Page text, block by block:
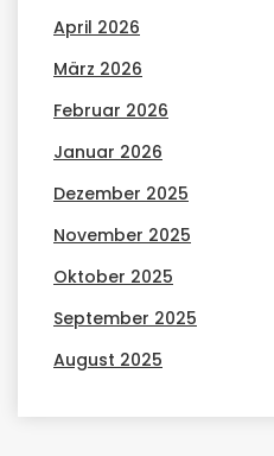
April 2026
März 2026
Februar 2026
Januar 2026
Dezember 2025
November 2025
Oktober 2025
September 2025
August 2025